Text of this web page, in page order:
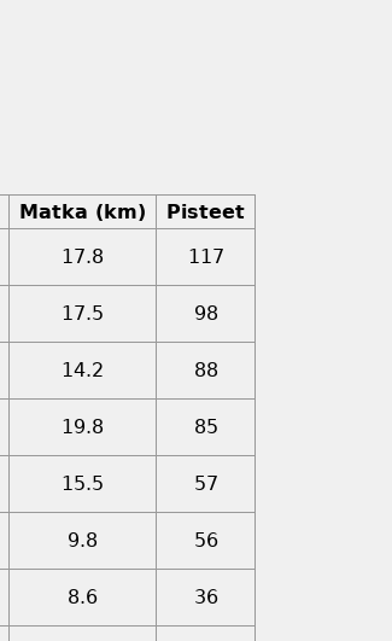
Matka (km)
Pisteet
17.8 117
17.5 98
14.2 88
19.8 85
15.5 57
9.8 56
8.6 36